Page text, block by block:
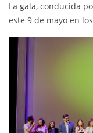
La gala, conducida
este 9 de mayo en